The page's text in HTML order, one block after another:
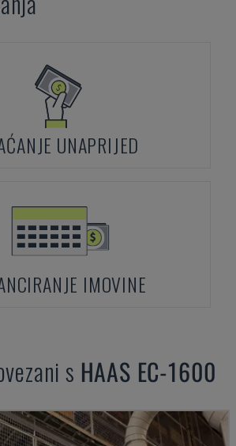
UNAPRIJED
IMOVINE
s HAAS EC-1600